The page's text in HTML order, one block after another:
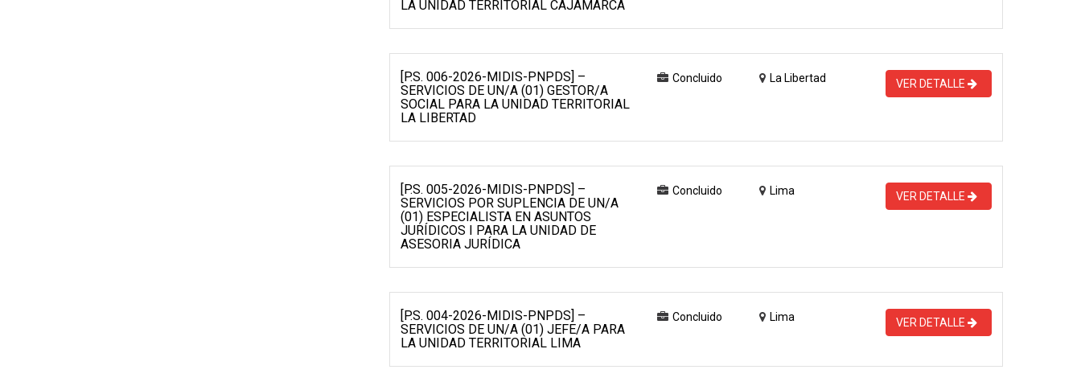
LA UNIDAD TERRITORIAL CAJAMARCA
[P.S. 006-2026-MIDIS-PNPDS] –
SERVICIOS DE UN/A (01) GESTOR/A
SOCIAL PARA LA UNIDAD TERRITORIAL
LA LIBERTAD
Concluido La Libertad VER DETALLE
[P.S. 005-2026-MIDIS-PNPDS] –
SERVICIOS POR SUPLENCIA DE UN/A
(01) ESPECIALISTA EN ASUNTOS
JURÍDICOS I PARA LA UNIDAD DE
ASESORIA JURÍDICA
Concluido Lima VER DETALLE
[P.S. 004-2026-MIDIS-PNPDS] –
SERVICIOS DE UN/A (01) JEFE/A PARA
LA UNIDAD TERRITORIAL LIMA
Concluido Lima VER DETALLE